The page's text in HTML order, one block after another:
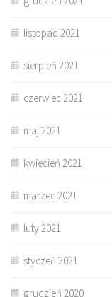
listopad 2021
sierpień 2021
czerwiec 2021
maj 2021
kwiecień 2021
marzec 2021
luty 2021
styczeń 2021
grudzień 2020